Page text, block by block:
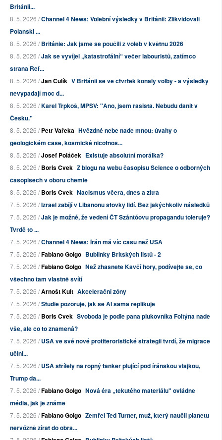
Británii...
8. 5. 2026 /Channel 4 News: Volební výsledky v Británii: Zlikvidovali
Polanski ...
8. 5. 2026 /Británie: Jak jsme se poučili z voleb v květnu 2026
8. 5. 2026 /Jak se vyvíjel „katastrofální“ večer labouristů, zatímco
strana Ref...
8. 5. 2026 /Jan Čulík V Británii se ve čtvrtek konaly volby - a výsledky
nevypadají moc d...
8. 5. 2026 /Karel Trpkoš, MPSV: "Ano, jsem rasista. Nebudu danit v
Česku."
8. 5. 2026 /Petr Vařeka Hvězdné nebe nade mnou: úvahy o
geologickém čase, kosmické nicotnos...
8. 5. 2026 /Josef Poláček Existuje absolutní morálka?
8. 5. 2026 /Boris Cvek Z blogu na webu časopisu Science o odborných
časopisech v oboru chemie
8. 5. 2026 /Boris Cvek Nacismus včera, dnes a zítra
7. 5. 2026 /Izrael zabíjí v Libanonu stovky lidí. Bez jakýchkoliv následků
7. 5. 2026 /Jak je možné, že vedení ČT Szántóovu propagandu toleruje?
Tvrdě to ...
7. 5. 2026 /Channel 4 News: Írán má víc času než USA
7. 5. 2026 /Fabiano Golgo Bublinky Britských listů - 2
7. 5. 2026 /Fabiano Golgo Než zhasnete Kavčí hory, podívejte se, co
všechno tam vlastně svítí
7. 5. 2026 /Arnošt Kult Akcelerační zóny
7. 5. 2026 /Studie pozoruje, jak se AI sama replikuje
7. 5. 2026 /Boris Cvek Svoboda je podle pana plukovníka Foltýna nade
vše, ale co to znamená?
7. 5. 2026 /USA ve své nové protiteroristické strategii tvrdí, že migrace
učini...
7. 5. 2026 /USA střílely na ropný tanker plující pod íránskou vlajkou,
Trump da...
7. 5. 2026 /Fabiano Golgo Nová éra „tekutého materiálu" ovládne
média, jak je známe
7. 5. 2026 /Fabiano Golgo Zemřel Ted Turner, muž, který naučil planetu
nervózně zírat do obra...